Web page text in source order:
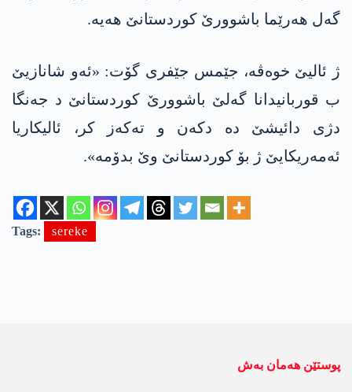
گه‌ل هه‌رێما باشوورێ كوردستانێ هه‌یه‌.
ژ ئالیێ خوه‌ڤه‌، جێمس جێفری گۆت: «ئه‌و شانازیێ
ب قوربانیدانا گه‌لێ باشوورێ كوردستانێ د جه‌نگا
دژی دائیشێ ده‌ دكه‌ن و ته‌كه‌ز كر، ئالیكاریا
ئه‌مه‌ریكایێ ژ بۆ كوردستانێ وێ بدۆمه‌».
Tags: sereke
پوستێن ھەمان بەش